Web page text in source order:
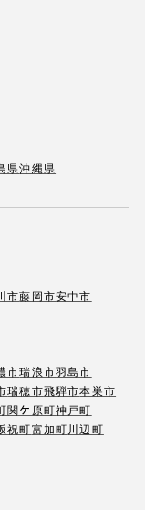
県沖縄県
市藤岡市安中市
市瑞浪市羽島市
瑞穂市飛騨市本巣市
関ケ原町神戸町
祝町富加町川辺町